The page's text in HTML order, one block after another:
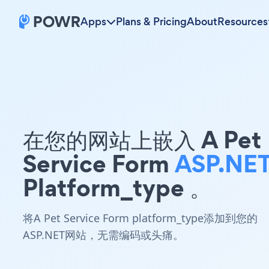
Apps Plans & PricingAboutResources
在您的网站上嵌入 A Pet
Service Form
Platform_type 。
将A Pet Service Form platform_type添加到您的
ASP.NET网站，无需编码或头痛。